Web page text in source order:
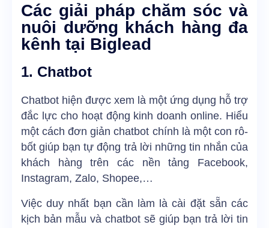
Các giải pháp chăm sóc và
nuôi dưỡng khách hàng đa
kênh tại Biglead
1. Chatbot
Chatbot hiện được xem là một ứng dụng hỗ trợ
đắc lực cho hoạt động kinh doanh online. Hiểu
một cách đơn giản chatbot chính là một con rô-
bốt giúp bạn tự động trả lời những tin nhắn của
khách hàng trên các nền tảng Facebook,
Instagram, Zalo, Shopee,…
Việc duy nhất bạn cần làm là cài đặt sẵn các
kịch bản mẫu và chatbot sẽ giúp bạn trả lời tin